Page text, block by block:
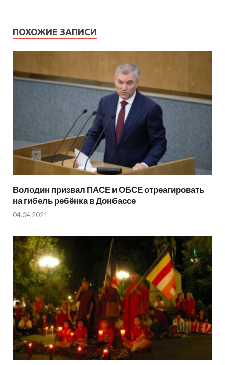
ПОХОЖИЕ ЗАПИСИ
Володин призвал ПАСЕ и ОБСЕ отреагировать
на гибель ребёнка в Донбассе
04.04.2021